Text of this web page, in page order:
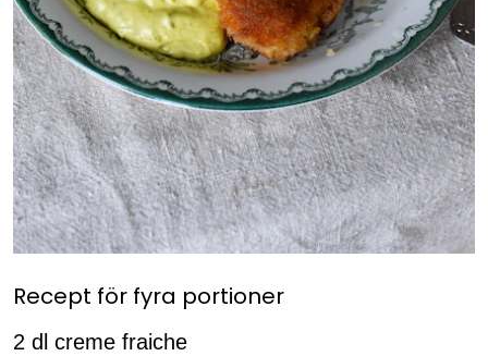
Recept för fyra portioner
2 dl creme fraiche